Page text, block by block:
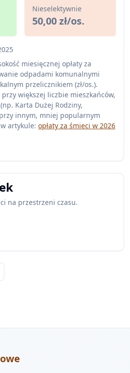
Nieselektywnie
50,00 zł/os.
miesięcznej opłaty za
odpadami komunalnymi
przelicznikiem (zł/os.).
większej liczbie mieszkańców,
Karta Dużej Rodziny,
innym, mniej popularnym
artykule: opłaty za śmieci w 2026
na przestrzeni czasu.